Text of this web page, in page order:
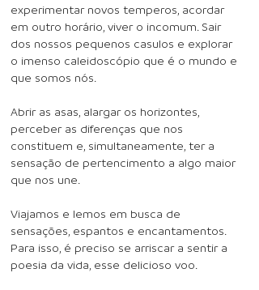
experimentar novos temperos, acordar
em outro horário, viver o incomum. Sair
dos nossos pequenos casulos e explorar
o imenso caleidoscópio que é o mundo e
que somos nós.
Abrir as asas, alargar os horizontes,
perceber as diferenças que nos
constituem e, simultaneamente, ter a
sensação de pertencimento a algo maior
que nos une.
Viajamos e lemos em busca de
sensações, espantos e encantamentos.
Para isso, é preciso se arriscar a sentir a
poesia da vida, esse delicioso voo.